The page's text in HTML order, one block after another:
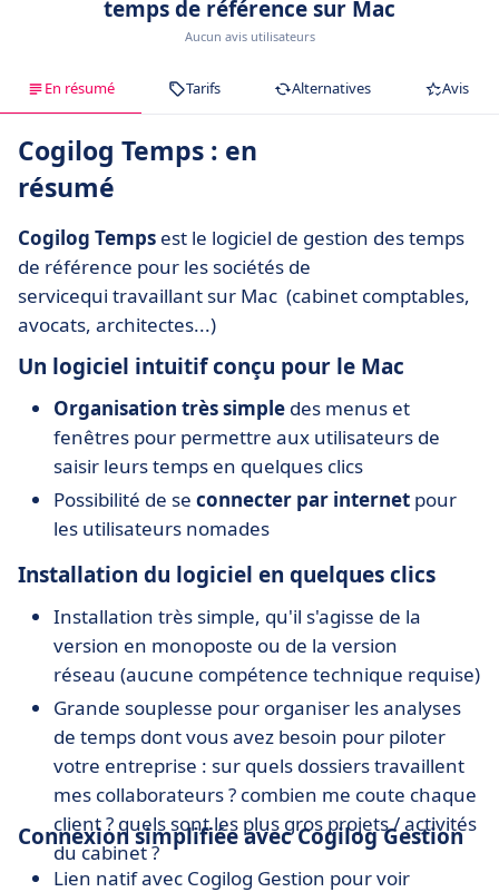
temps de référence sur Mac
Aucun avis utilisateurs
En résumé Tarifs Alternatives Avis
Cogilog Temps : en
résumé
Cogilog Temps est le logiciel de gestion des temps
de référence pour les sociétés de
servicequi travaillant sur Mac (cabinet comptables,
avocats, architectes...)
Un logiciel intuitif conçu pour le Mac
Organisation très simple des menus et
fenêtres pour permettre aux utilisateurs de
saisir leurs temps en quelques clics
Possibilité de se connecter par internet pour
les utilisateurs nomades
Installation du logiciel en quelques clics
Installation très simple, qu'il s'agisse de la
version en monoposte ou de la version
réseau (aucune compétence technique requise)
Grande souplesse pour organiser les analyses
de temps dont vous avez besoin pour piloter
votre entreprise : sur quels dossiers travaillent
mes collaborateurs ? combien me coute chaque
client ? quels sont les plus gros projets / activités
du cabinet ?
Connexion simplifiée avec Cogilog Gestion
Lien natif avec Cogilog Gestion pour voir